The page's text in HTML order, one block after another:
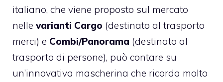
italiano, che viene proposto sul mercato
nelle varianti Cargo (destinato al trasporto
merci) e Combi/Panorama (destinato al
trasporto di persone), può contare su
un’innovativa mascherina che ricorda molto